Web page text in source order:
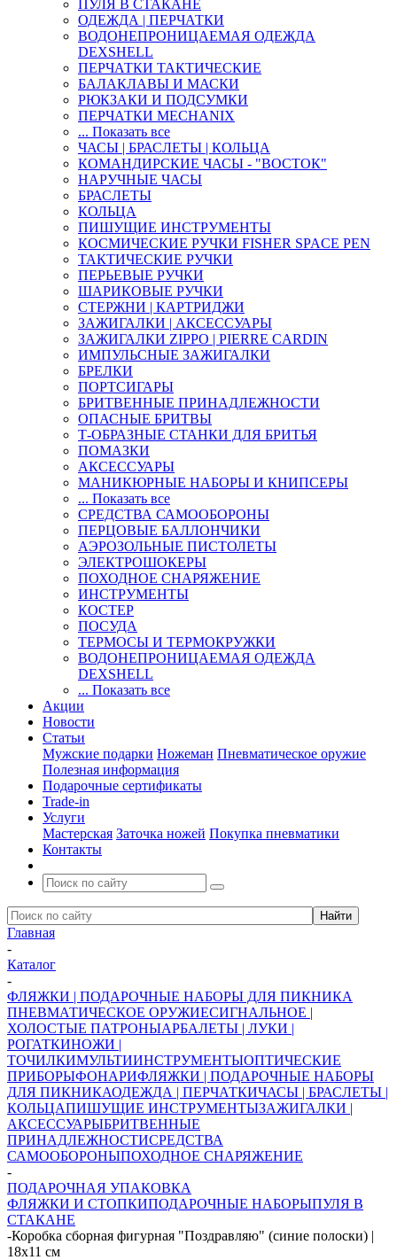
ПУЛЯ В СТАКАНЕ
ОДЕЖДА | ПЕРЧАТКИ
ВОДОНЕПРОНИЦАЕМАЯ ОДЕЖДА
DEXSHELL
ПЕРЧАТКИ ТАКТИЧЕСКИЕ
БАЛАКЛАВЫ И МАСКИ
РЮКЗАКИ И ПОДСУМКИ
ПЕРЧАТКИ MECHANIX
... Показать все
ЧАСЫ | БРАСЛЕТЫ | КОЛЬЦА
КОМАНДИРСКИЕ ЧАСЫ - "ВОСТОК"
НАРУЧНЫЕ ЧАСЫ
БРАСЛЕТЫ
КОЛЬЦА
ПИШУЩИЕ ИНСТРУМЕНТЫ
КОСМИЧЕСКИЕ РУЧКИ FISHER SPACE PEN
ТАКТИЧЕСКИЕ РУЧКИ
ПЕРЬЕВЫЕ РУЧКИ
ШАРИКОВЫЕ РУЧКИ
СТЕРЖНИ | КАРТРИДЖИ
ЗАЖИГАЛКИ | АКСЕССУАРЫ
ЗАЖИГАЛКИ ZIPPO | PIERRE CARDIN
ИМПУЛЬСНЫЕ ЗАЖИГАЛКИ
БРЕЛКИ
ПОРТСИГАРЫ
БРИТВЕННЫЕ ПРИНАДЛЕЖНОСТИ
ОПАСНЫЕ БРИТВЫ
Т-ОБРАЗНЫЕ СТАНКИ ДЛЯ БРИТЬЯ
ПОМАЗКИ
АКСЕССУАРЫ
МАНИКЮРНЫЕ НАБОРЫ И КНИПСЕРЫ
... Показать все
СРЕДСТВА САМООБОРОНЫ
ПЕРЦОВЫЕ БАЛЛОНЧИКИ
АЭРОЗОЛЬНЫЕ ПИСТОЛЕТЫ
ЭЛЕКТРОШОКЕРЫ
ПОХОДНОЕ СНАРЯЖЕНИЕ
ИНСТРУМЕНТЫ
КОСТЕР
ПОСУДА
ТЕРМОСЫ И ТЕРМОКРУЖКИ
ВОДОНЕПРОНИЦАЕМАЯ ОДЕЖДА
DEXSHELL
... Показать все
Акции
Новости
Статьи
Мужские подарки Ножеман Пневматическое оружие
Полезная информация
Подарочные сертификаты
Trade-in
Услуги
Мастерская Заточка ножей Покупка пневматики
Контакты
Главная
-
Каталог
-
ФЛЯЖКИ | ПОДАРОЧНЫЕ НАБОРЫ ДЛЯ ПИКНИКА
ПНЕВМАТИЧЕСКОЕ ОРУЖИЕСИГНАЛЬНОЕ |
ХОЛОСТЫЕ ПАТРОНЫАРБАЛЕТЫ | ЛУКИ |
РОГАТКИНОЖИ |
ТОЧИЛКИМУЛЬТИИНСТРУМЕНТЫОПТИЧЕСКИЕ
ПРИБОРЫФОНАРИФЛЯЖКИ | ПОДАРОЧНЫЕ НАБОРЫ
ДЛЯ ПИКНИКАОДЕЖДА | ПЕРЧАТКИЧАСЫ | БРАСЛЕТЫ |
КОЛЬЦАПИШУЩИЕ ИНСТРУМЕНТЫЗАЖИГАЛКИ |
АКСЕССУАРЫБРИТВЕННЫЕ
ПРИНАДЛЕЖНОСТИСРЕДСТВА
САМООБОРОНЫПОХОДНОЕ СНАРЯЖЕНИЕ
-
ПОДАРОЧНАЯ УПАКОВКА
ФЛЯЖКИ И СТОПКИПОДАРОЧНЫЕ НАБОРЫПУЛЯ В
СТАКАНЕ
-Коробка сборная фигурная "Поздравляю" (синие полоски) |
18x11 см